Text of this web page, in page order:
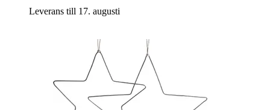
Leverans till 17. augusti